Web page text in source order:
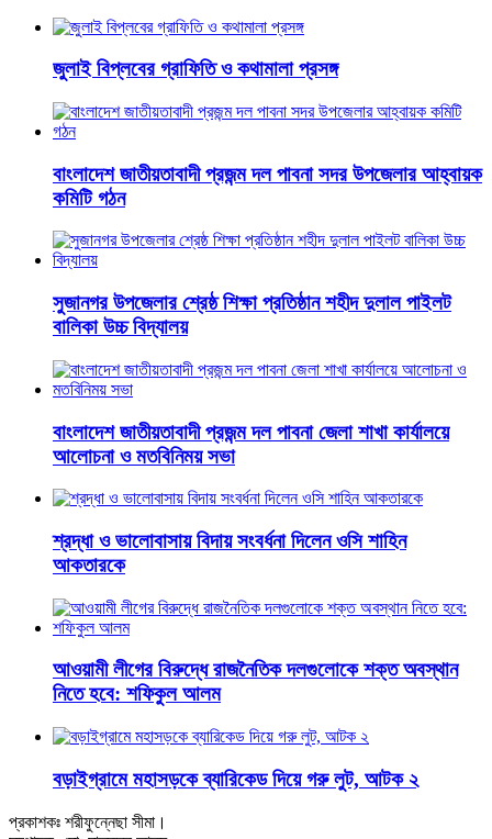
জুলাই বিপ্লবের গ্রাফিতি ও কথামালা প্রসঙ্গ
বাংলাদেশ জাতীয়তাবাদী প্রজন্ম দল পাবনা সদর উপজেলার আহ্বায়ক
কমিটি গঠন
সুজানগর উপজেলার শ্রেষ্ঠ শিক্ষা প্রতিষ্ঠান শহীদ দুলাল পাইলট
বালিকা উচ্চ বিদ্যালয়
বাংলাদেশ জাতীয়তাবাদী প্রজন্ম দল পাবনা জেলা শাখা কার্যালয়ে
আলোচনা ও মতবিনিময় সভা
শ্রদ্ধা ও ভালোবাসায় বিদায় সংবর্ধনা দিলেন ওসি শাহিন
আকতারকে
আওয়ামী লীগের বিরুদ্ধে রাজনৈতিক দলগুলোকে শক্ত অবস্থান
নিতে হবে: শফিকুল আলম
বড়াইগ্রামে মহাসড়কে ব্যারিকেড দিয়ে গরু লুট, আটক ২
প্রকাশকঃ শরীফুন্নেছা সীমা।